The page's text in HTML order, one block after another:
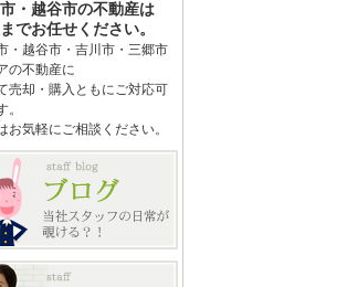
・越谷市の不動産は
でお任せください。
・越谷市・吉川市・三郷市
の不動産に
売却・購入ともにご対応可
。
お気軽にご相談ください。